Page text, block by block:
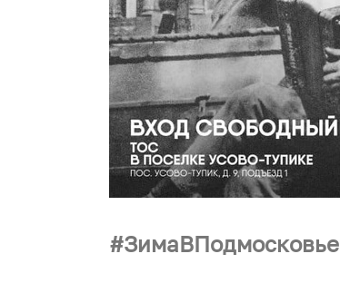
ЗимаВПодмосковье